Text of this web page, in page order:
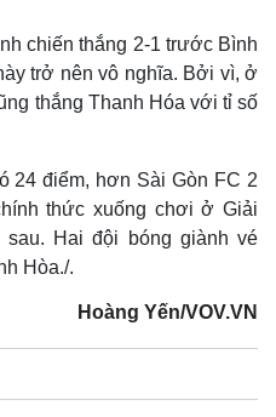
Video
chiến thắng 2-1 trước Bình
trở nên vô nghĩa. Bởi vì, ở
thắng Thanh Hóa với tỉ số
24 điểm, hơn Sài Gòn FC 2
thức xuống chơi ở Giải
Hai đội bóng giành vé
Hòa./.
Hoàng Yến/VOV.VN